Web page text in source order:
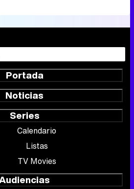
Portada
Noticias
Series
Calendario
Listas
TV Movies